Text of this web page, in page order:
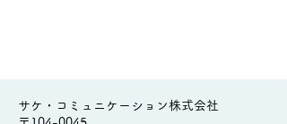
サケ・コミュニケーション株式会社